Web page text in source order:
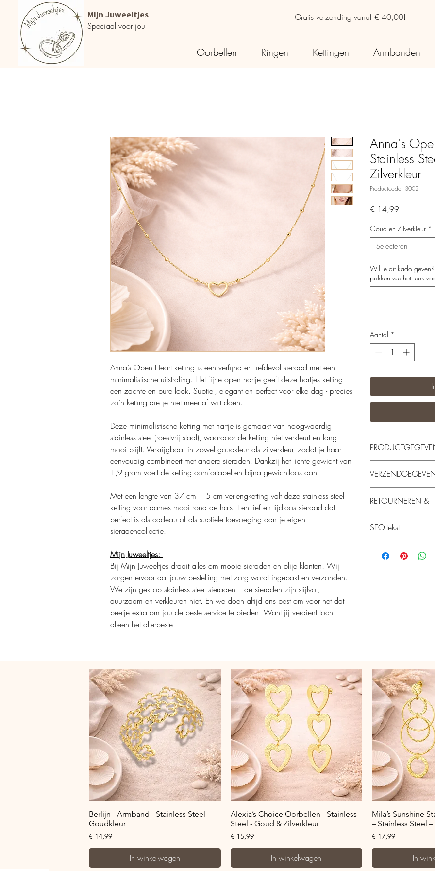
Mijn Juweeltjes
Speciaal voor jou
Gratis verzending vanaf € 40,00!
Oorbellen Ringen Kettingen Armbanden
Anna’s Open Heart ketting is een verfijnd en liefdevol sieraad met een
minimalistische uitstraling. Het fijne open hartje geeft deze hartjes ketting
een zachte en pure look. Subtiel, elegant en perfect voor elke dag - precies
zo’n ketting die je niet meer af wilt doen.
Deze minimalistische ketting met hartje is gemaakt van hoogwaardig
stainless steel (roestvrij staal), waardoor de ketting niet verkleurt en lang
mooi blijft. Verkrijgbaar in zowel goudkleur als zilverkleur, zodat je haar
eenvoudig combineert met andere sieraden. Dankzij het lichte gewicht van
1,9 gram voelt de ketting comfortabel en bijna gewichtloos aan.
Met een lengte van 37 cm + 5 cm verlengketting valt deze stainless steel
ketting voor dames mooi rond de hals. Een lief en tijdloos sieraad dat
perfect is als cadeau of als subtiele toevoeging aan je eigen
sieradencollectie.
Mijn Juweeltjes:
Bij Mijn Juweeltjes draait alles om mooie sieraden en blije klanten! Wij
zorgen ervoor dat jouw bestelling met zorg wordt ingepakt en verzonden.
We zijn gek op stainless steel sieraden – de sieraden zijn stijlvol,
duurzaam en verkleuren niet. En we doen altijd ons best om voor net dat
beetje extra om jou de beste service te bieden. Want jij verdient toch
alleen het allerbeste!
Anna's
Stainless
Zilverkleur
Productcode: 3002
€ 14,99Prijs
Goud en Zilverkleur *
Selecteren
Wil je dit kado
pakken we het leuk
Aantal *
Goud- en
Gewicht: 1,9 gram
Afmeting: 37 cm
Wanneer jouw
jouw aan de slag.
werkdagen zorgvuldig
ontvangt een e-mail
opmerkingenveld in
RETOURNEREN &
aan ons kenbaar te
dient het product
totaal heb je 28
SEO-tekst
vrouwen die houden
Snel overzicht
Berlijn - Armband - Stainless Steel -
Goudkleur
Prijs
€ 14,99
In winkelwagen
Snel overzicht
Alexia’s Choice Oorbellen - Stainless
Steel - Goud & Zilverkleur
Prijs
€ 15,99
In winkelwagen
Snel
Mila’s Sunshine
– Stainless Steel
Prijs
€ 17,99
In